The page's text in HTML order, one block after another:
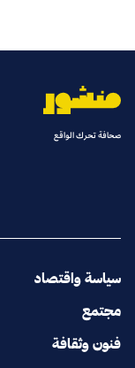
صحافة تحرك الواقع
سياسة واقتصاد
مجتمع
فنون وثقافة